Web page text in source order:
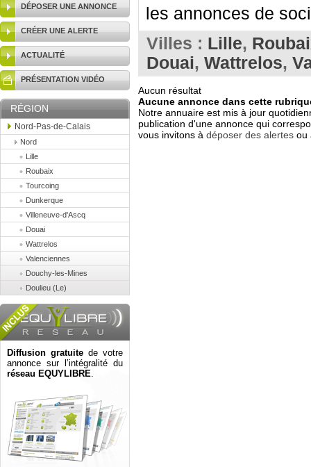
DÉPOSER UNE ANNONCE
CRÉER UNE ALERTE
ACTUALITÉ
PRÉSENTATION VIDÉO
RÉGION
Nord-Pas-de-Calais
Nord
Lille
Roubaix
Tourcoing
Dunkerque
Villeneuve-d'Ascq
Douai
Wattrelos
Valenciennes
Douchy-les-Mines
Doulieu (Le)
Diffusion gratuite de votre
annonce sur l’intégralité du
réseau EQUYLIBRE.
les annonces de
Villes : Lille,
Douai, Wattrelos,
Aucun résultat
Aucune annonce dans cette
Notre annuaire est mis à jour
publication d'une annonce qui
vous invitons à déposer des alertes ou